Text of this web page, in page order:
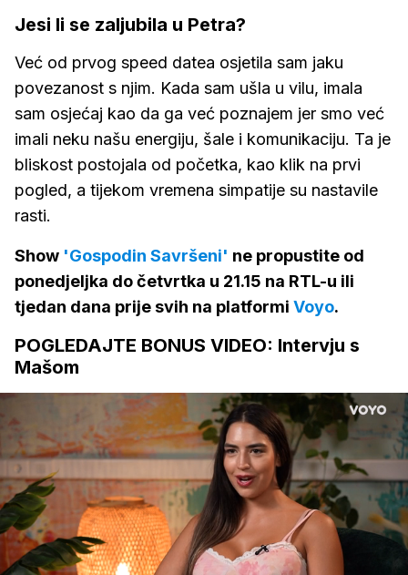
Jesi li se zaljubila u Petra?
Već od prvog speed datea osjetila sam jaku
povezanost s njim. Kada sam ušla u vilu, imala
sam osjećaj kao da ga već poznajem jer smo već
imali neku našu energiju, šale i komunikaciju. Ta je
bliskost postojala od početka, kao klik na prvi
pogled, a tijekom vremena simpatije su nastavile
rasti.
Show 'Gospodin Savršeni' ne propustite od
ponedjeljka do četvrtka u 21.15 na RTL-u ili
tjedan dana prije svih na platformi Voyo.
POGLEDAJTE BONUS VIDEO: Intervju s
Mašom